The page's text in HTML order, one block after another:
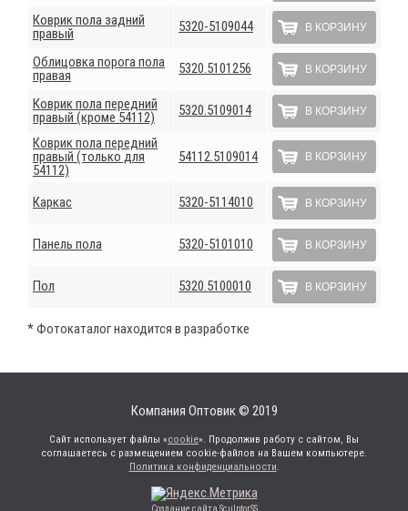
Коврик пола задний
правый
5320-5109044 В КОРЗИНУ
Облицовка порога пола
правая
5320.5101256 В КОРЗИНУ
Коврик пола передний
правый (кроме 54112)
5320.5109014 В КОРЗИНУ
Коврик пола передний
правый (только для
54112)
54112.5109014 В КОРЗИНУ
Каркас 5320-5114010 В КОРЗИНУ
Панель пола 5320-5101010 В КОРЗИНУ
Пол 5320.5100010 В КОРЗИНУ
* Фотокаталог находится в разработке
Компания Оптовик © 2019
Сайт использует файлы «cookie». Продолжив работу с сайтом, Вы
соглашаетесь с размещением cookie-файлов на Вашем компьютере.
Политика конфиденциальности.